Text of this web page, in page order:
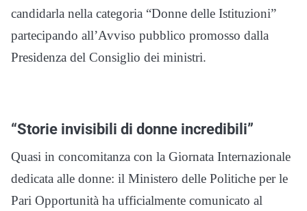
candidarla nella categoria “Donne delle Istituzioni”
partecipando all’Avviso pubblico promosso dalla
Presidenza del Consiglio dei ministri.
“Storie invisibili di donne incredibili”
Quasi in concomitanza con la Giornata Internazionale
dedicata alle donne: il Ministero delle Politiche per le
Pari Opportunità ha ufficialmente comunicato al